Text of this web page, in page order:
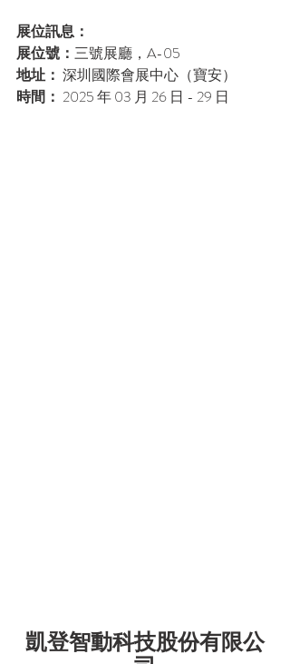
展位訊息：
展位號： 三號展廳，A-05
地址： 深圳國際會展中心（寶安）
時間： 2025 年 03 月 26 日 - 29 日
凱登智動科技股份有限公